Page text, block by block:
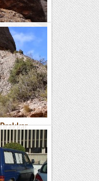
la sortida de la
encarada a
fins
passar fred
a la...